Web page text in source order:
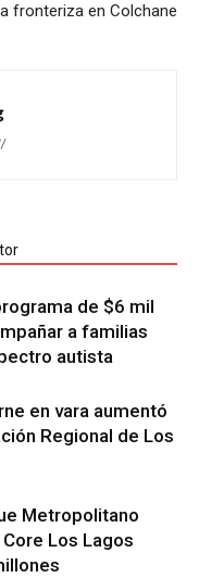
fronteriza en Colchane
de $6 mil
a familias
autista
en vara aumentó
Regional de Los
Metropolitano
Los Lagos